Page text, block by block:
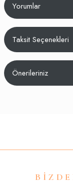
Yorumlar
Taksit Seçenekleri
Önerileriniz
Ürün resmi